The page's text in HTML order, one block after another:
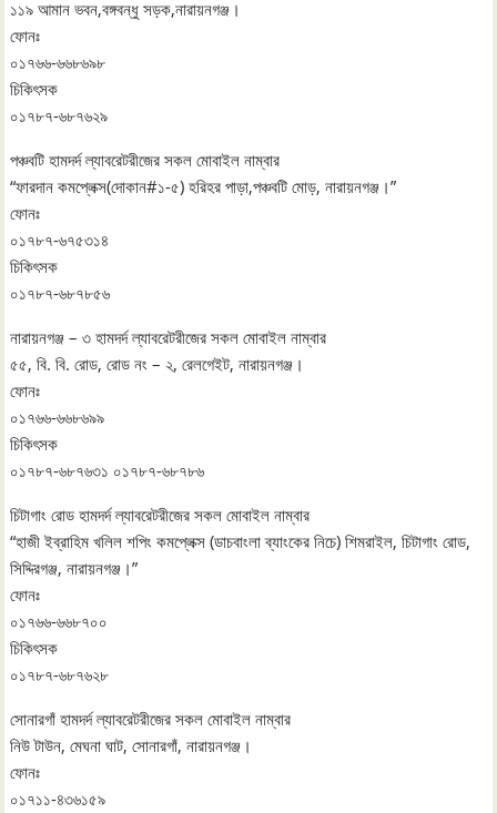
১১৯ আমান ভবন,বঙ্গবন্ধু সড়ক,নারায়নগঞ্জ।
ফোনঃ
০১৭৬৬-৬৬৮৬৯৮
চিকিৎসক
০১৭৮৭-৬৮৭৬২৯
পঞ্চবটি হামদর্দ ল্যাবরেটরীজের সকল মোবাইল নাম্বার
“ফারদান কমপ্লেক্স(দোকান#১-৫) হরিহর পাড়া,পঞ্চবটি মোড়, নারায়নগঞ্জ।”
ফোনঃ
০১৭৮৭-৬৭৫৩১৪
চিকিৎসক
০১৭৮৭-৬৮৭৮৫৬
নারায়নগঞ্জ – ৩ হামদর্দ ল্যাবরেটরীজের সকল মোবাইল নাম্বার
৫৫, বি. বি. রোড, রোড নং – ২, রেলগেইট, নারায়নগঞ্জ।
ফোনঃ
০১৭৬৬-৬৬৮৬৯৯
চিকিৎসক
০১৭৮৭-৬৮৭৬৩১ ০১৭৮৭-৬৮৭৮৬
চিটাগাং রোড হামদর্দ ল্যাবরেটরীজের সকল মোবাইল নাম্বার
“হাজী ইব্রাহিম খলিল শপিং কমপ্লেক্স (ডাচবাংলা ব্যাংকের নিচে) শিমরাইল, চিটাগাং রোড,
সিদ্দিরগঞ্জ, নারায়নগঞ্জ।”
ফোনঃ
০১৭৬৬-৬৬৮৭০০
চিকিৎসক
০১৭৮৭-৬৮৭৬২৮
সোনারগাঁ হামদর্দ ল্যাবরেটরীজের সকল মোবাইল নাম্বার
নিউ টাউন, মেঘনা ঘাট, সোনারগাঁ, নারায়নগঞ্জ।
ফোনঃ
০১৭১১-৪৩৬১৫৯